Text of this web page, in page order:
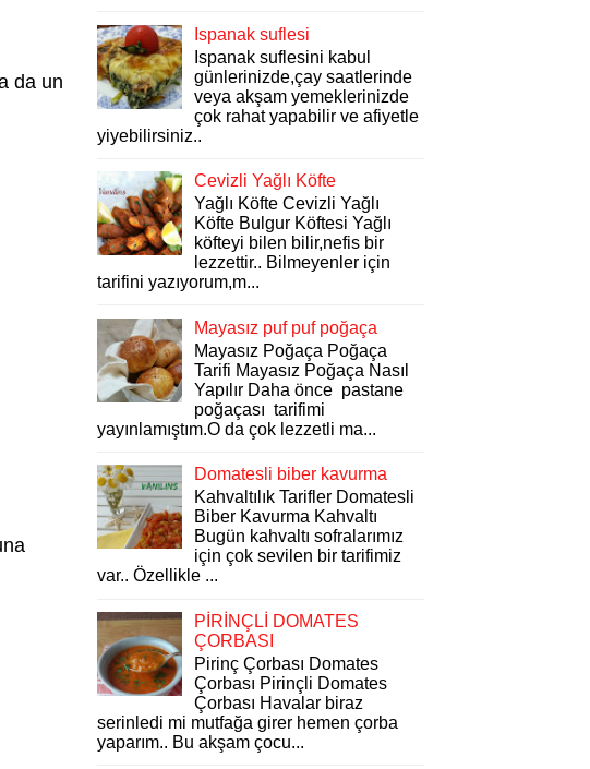
da un
Ispanak suflesi
Ispanak suflesini kabul
günlerinizde,çay saatlerinde
veya akşam yemeklerinizde
çok rahat yapabilir ve afiyetle
yiyebilirsiniz..
Cevizli Yağlı Köfte
Yağlı Köfte Cevizli Yağlı
Köfte Bulgur Köftesi Yağlı
köfteyi bilen bilir,nefis bir
lezzettir.. Bilmeyenler için
tarifini yazıyorum,m...
Mayasız puf puf poğaça
Mayasız Poğaça Poğaça
Tarifi Mayasız Poğaça Nasıl
Yapılır Daha önce pastane
poğaçası tarifimi
yayınlamıştım.O da çok lezzetli ma...
Domatesli biber kavurma
Kahvaltılık Tarifler Domatesli
Biber Kavurma Kahvaltı
Bugün kahvaltı sofralarımız
için çok sevilen bir tarifimiz
var.. Özellikle ...
PİRİNÇLİ DOMATES
ÇORBASI
Pirinç Çorbası Domates
Çorbası Pirinçli Domates
Çorbası Havalar biraz
serinledi mi mutfağa girer hemen çorba
yaparım.. Bu akşam çocu...